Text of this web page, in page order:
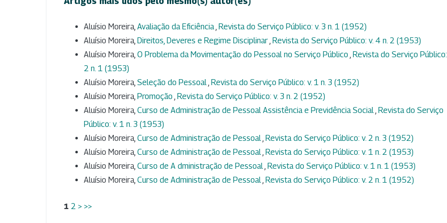
Aluísio Moreira, Avaliação da Eficiência Revista do Serviço Público: v. 3 n. 1 (1952)
Aluísio Moreira, Direitos, Deveres e Regime Disciplinar Revista do Serviço Público: v. 4 n. 2 (1953)
Aluísio Moreira, O Problema da Movimentação do Pessoal no Serviço Público Revista do Serviço
2 n. 1 (1953)
Aluísio Moreira, Seleção do Pessoal Revista do Serviço Público: v. 1 n. 3 (1952)
Aluísio Moreira, Promoção Revista do Serviço Público: v. 3 n. 2 (1952)
Aluísio Moreira, Curso de Administração de Pessoal Assistência e Previdência Social Revista do Serviço
Público: v. 1 n. 3 (1953)
Aluísio Moreira, Curso de Administração de Pessoal Revista do Serviço Público: v. 2 n. 3 (1952)
Aluísio Moreira, Curso de Administração de Pessoal Revista do Serviço Público: v. 1 n. 2 (1953)
Aluísio Moreira, Curso de A dministração de Pessoal Revista do Serviço Público: v. 1 n. 1 (1953)
Aluísio Moreira, Curso de Administração de Pessoal Revista do Serviço Público: v. 2 n. 1 (1952)
1 2 > >>